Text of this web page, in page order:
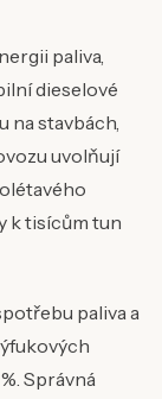
paliva,
dieselové
na stavbách,
uvolňují
k tisícům tun
paliva a
Správná